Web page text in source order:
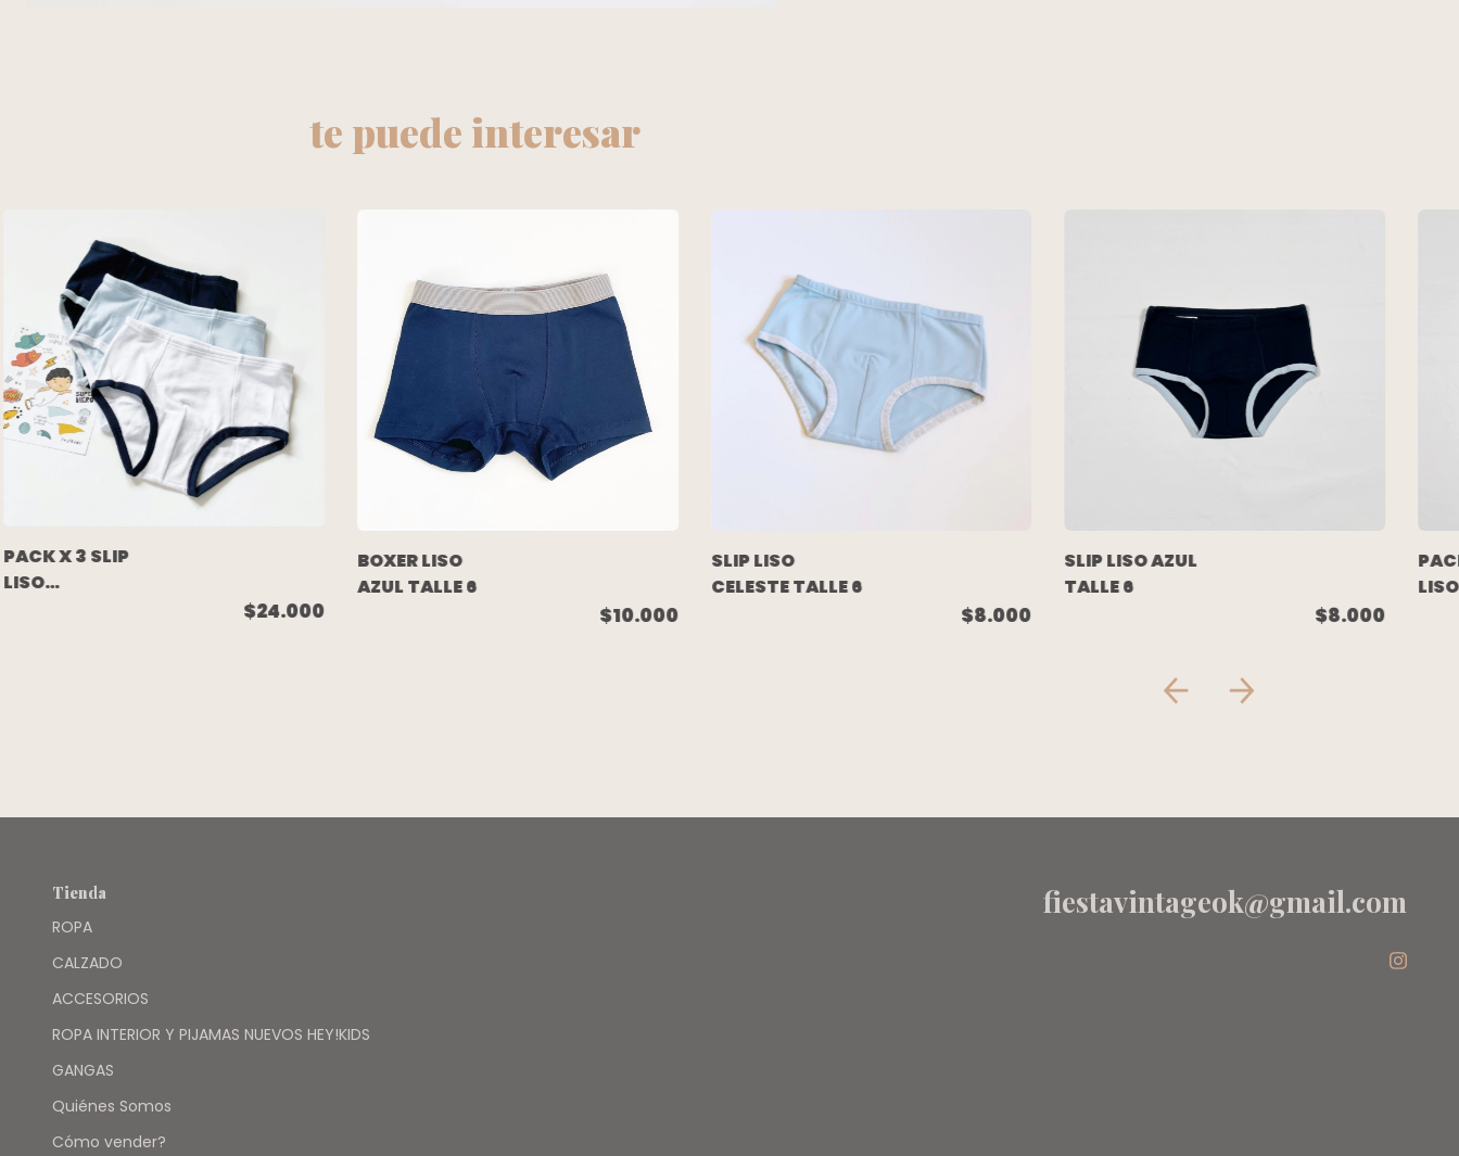
te puede interesar
PACK X 3 SLIP
LISO
$24.000
BOXER LISO
AZUL TALLE 6
$10.000
SLIP LISO
CELESTE TALLE 6
$8.000
SLIP LISO AZUL
TALLE 6
$8.000
LISO
Tienda
ROPA
CALZADO
ACCESORIOS
ROPA INTERIOR Y PIJAMAS NUEVOS HEY!KIDS
GANGAS
Quiénes Somos
Cómo vender?
fiestavintageok@gmail.com